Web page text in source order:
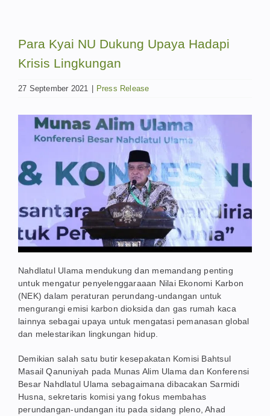
Para Kyai NU Dukung Upaya Hadapi
Krisis Lingkungan
27 September 2021 Press Release
Nahdlatul Ulama mendukung dan memandang penting
untuk mengatur penyelenggaraaan Nilai Ekonomi Karbon
(NEK) dalam peraturan perundang-undangan untuk
mengurangi emisi karbon dioksida dan gas rumah kaca
lainnya sebagai upaya untuk mengatasi pemanasan global
dan melestarikan lingkungan hidup.
Demikian salah satu butir kesepakatan Komisi Bahtsul
Masail Qanuniyah pada Munas Alim Ulama dan Konferensi
Besar Nahdlatul Ulama sebagaimana dibacakan Sarmidi
Husna, sekretaris komisi yang fokus membahas
perundangan-undangan itu pada sidang pleno, Ahad